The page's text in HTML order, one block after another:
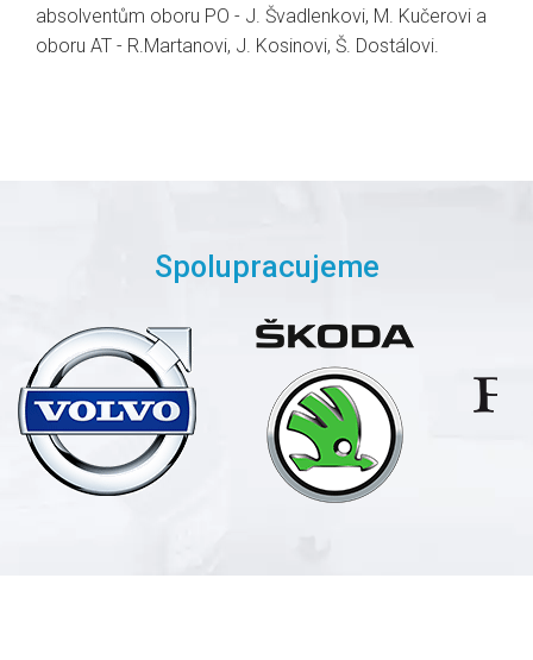
absolventům oboru PO - J. Švadlenkovi, M. Kučerovi a
oboru AT - R.Martanovi, J. Kosinovi, Š. Dostálovi.
Spolupracujeme